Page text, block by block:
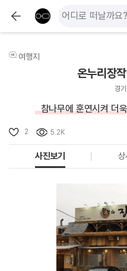
여행지
온누리장
경
참나무에 훈연시켜 더
2 5.2K
사진보기